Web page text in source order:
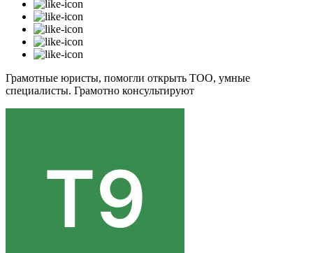
Грамотные юристы, помогли открыть ТОО, умные
специалисты. Грамотно консультируют